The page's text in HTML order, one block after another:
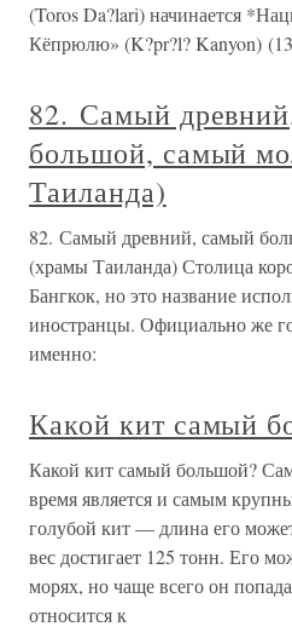
(Toros Da?lari) начинается
Кёпрюлю» (K?pr?l? Kanyon)
82. Самый
большой, самый
Таиланда)
82. Самый древний, самый
(храмы Таиланда) Столица
Бангкок, но это название
иностранцы. Официально же
именно:
Какой кит самый
Какой кит самый большой?
время является и самым
голубой кит — длина его
вес достигает 125 тонн. Его
морях, но чаще всего он
относится к